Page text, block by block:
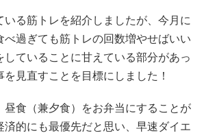
る筋トレを紹介しましたが、今月に
べ過ぎても筋トレの回数増やせばいい
ていることに甘えている部分があっ
見直すことを目標にしました！
食（兼夕食）をお弁当にすることが
済的にも最優先だと思い、早速ダイエ